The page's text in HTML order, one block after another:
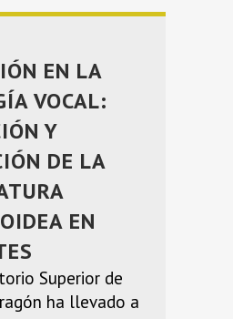
EN LA
VOCAL:
Y
DE LA
EN
Superior de
ha llevado a